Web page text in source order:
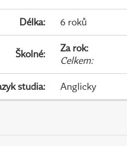
Délka: 6 roků
Školné: Za rok:
Celkem:
studia: Anglicky